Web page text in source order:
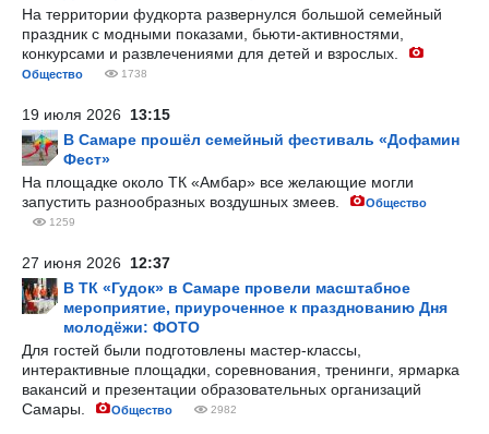
На территории фудкорта развернулся большой семейный
праздник с модными показами, бьюти-активностями,
конкурсами и развлечениями для детей и взрослых.
Общество 1738
19 июля 2026 13:15
В Самаре прошёл семейный фестиваль «Дофамин
Фест»
На площадке около ТК «Амбар» все желающие могли
запустить разнообразных воздушных змеев.
Общество
1259
27 июня 2026 12:37
В ТК «Гудок» в Самаре провели масштабное
мероприятие, приуроченное к празднованию Дня
молодёжи: ФОТО
Для гостей были подготовлены мастер-классы,
интерактивные площадки, соревнования, тренинги, ярмарка
вакансий и презентации образовательных организаций
Самары.
Общество 2982